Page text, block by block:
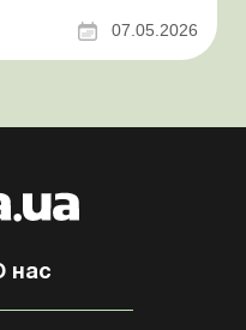
на сезонные
санкций за
учета у
07.05.2026
нас